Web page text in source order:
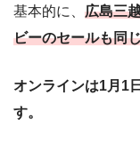
基本的に、 広島三
ビーのセールも同
オンラインは1月1
す。